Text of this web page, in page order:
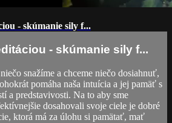
- skúmanie sily f...
- skúmanie sily f...
snažíme a chceme niečo dosiahnuť,
pomáha naša intuícia a jej pamäť s
a predstavivosti. Na to aby sme
dosahovali svoje ciele je dobré
ktorá má za úlohu si pamätať, mať